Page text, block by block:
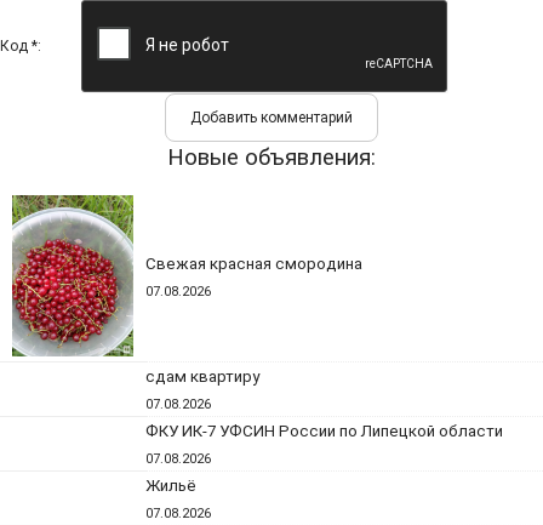
Код *:
Новые объявления:
Свежая красная смородина
07.08.2026
сдам квартиру
07.08.2026
ФКУ ИК-7 УФСИН России по Липецкой области
07.08.2026
Жильё
07.08.2026